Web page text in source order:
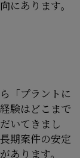
にあります。
「プラントに
験はどこまで
いてきまし
期案件の安定
あります。